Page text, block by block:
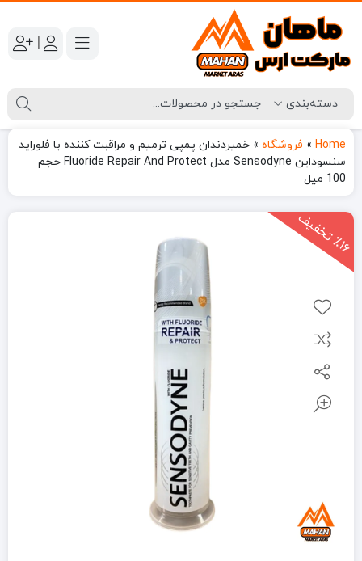
|
Home
» فروشگاه » خمیردندان پمپی ترمیم و مراقبت کننده با فلوراید
سنسوداین Sensodyne مدل Fluoride Repair And Protect حجم
100 میل
٪1
6
ت
خ
ف
یف